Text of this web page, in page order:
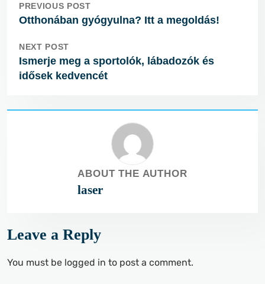
PREVIOUS POST
Otthonában gyógyulna? Itt a megoldás!
NEXT POST
Ismerje meg a sportolók, lábadozók és
idősek kedvencét
ABOUT THE AUTHOR
laser
Leave a Reply
You must be logged in to post a comment.